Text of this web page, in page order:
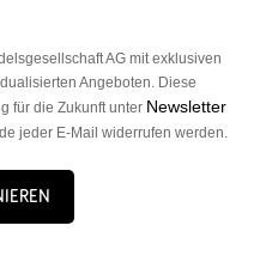
AG mit exklusiven
Angeboten. Diese
für die Zukunft unter Newsletter
jeder E-Mail widerrufen werden.